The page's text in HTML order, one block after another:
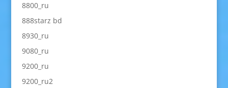
8800_ru
888starz bd
8930_ru
9080_ru
9200_ru
9200_ru2